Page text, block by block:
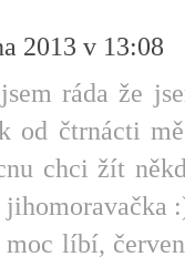
2013 v 13:08
ráda že
od čtrnácti
chci žít
jihomoravačka
líbí,